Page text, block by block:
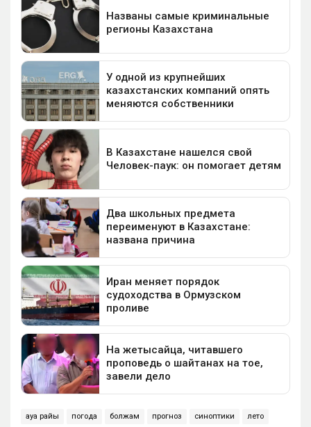
ауа райы погода болжам прогноз синоптики лето